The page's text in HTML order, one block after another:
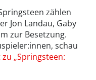
zählen
Jon Landau, Gaby
zur Besetzung.
schau
„Springsteen: